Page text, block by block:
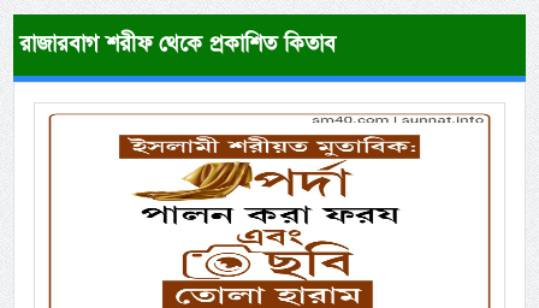
রাজারবাগ শরীফ থেকে প্রকাশিত কিতাব